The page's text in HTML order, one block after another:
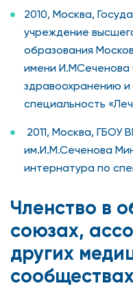
2010, Москва,
учреждение
образования
имени И.МСеченова
здравоохранению
специальность
2011, Москва, ГБОУ
им.И.М.Сеченова
интернатура по
Членство в
союзах,
других